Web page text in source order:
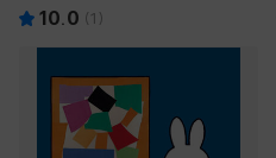
10.0 (1 )